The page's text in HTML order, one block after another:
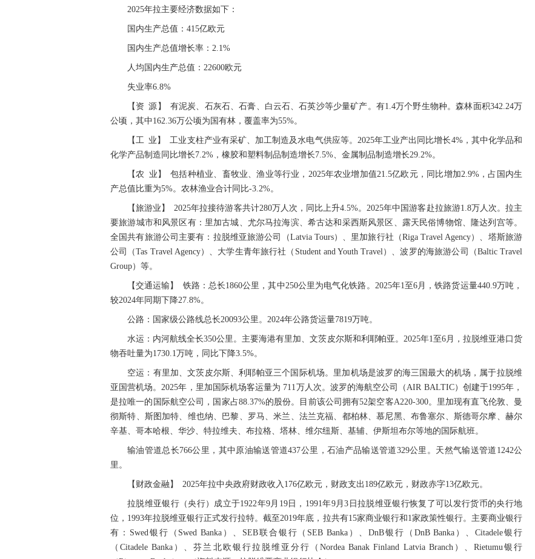
2025年拉主要经济数据如下：
国内生产总值：415亿欧元
国内生产总值增长率：2.1%
人均国内生产总值：22600欧元
失业率6.8%
【资 源】 有泥炭、石灰石、石膏、白云石、石英沙等少量矿产。有1.4万个野生物种。森林面积342.24万
公顷，其中162.36万公顷为国有林，覆盖率为55%。
【工 业】 工业支柱产业有采矿、加工制造及水电气供应等。2025年工业产出同比增长4%，其中化学品和
化学产品制造同比增长7.2%，橡胶和塑料制品制造增长7.5%、金属制品制造增长29.2%。
【农 业】 包括种植业、畜牧业、渔业等行业，2025年农业增加值21.5亿欧元，同比增加2.9%，占国内生
产总值比重为5%。农林渔业合计同比-3.2%。
【旅游业】 2025年拉接待游客共计280万人次，同比上升4.5%。2025年中国游客赴拉旅游1.8万人次。拉主
要旅游城市和风景区有：里加古城、尤尔马拉海滨、希古达和采西斯风景区、露天民俗博物馆、隆达列宫等。
全国共有旅游公司主要有：拉脱维亚旅游公司（Latvia Tours）、里加旅行社（Riga Travel Agency）、塔斯旅游
公司（Tas Travel Agency）、大学生青年旅行社（Student and Youth Travel）、波罗的海旅游公司（Baltic Travel
Group）等。
【交通运输】 铁路：总长1860公里，其中250公里为电气化铁路。2025年1至6月，铁路货运量440.9万吨，
较2024年同期下降27.8%。
公路：国家级公路线总长20093公里。2024年公路货运量7819万吨。
水运：内河航线全长350公里。主要海港有里加、文茨皮尔斯和利耶帕亚。2025年1至6月，拉脱维亚港口货
物吞吐量为1730.1万吨，同比下降3.5%。
空运：有里加、文茨皮尔斯、利耶帕亚三个国际机场。里加机场是波罗的海三国最大的机场，属于拉脱维
亚国营机场。2025年，里加国际机场客运量为 711万人次。波罗的海航空公司（AIR BALTIC）创建于1995年，
是拉唯一的国际航空公司，国家占88.37%的股份。目前该公司拥有52架空客A220-300。里加现有直飞伦敦、曼
彻斯特、斯图加特、维也纳、巴黎、罗马、米兰、法兰克福、都柏林、慕尼黑、布鲁塞尔、斯德哥尔摩、赫尔
辛基、哥本哈根、华沙、特拉维夫、布拉格、塔林、维尔纽斯、基辅、伊斯坦布尔等地的国际航班。
输油管道总长766公里，其中原油输送管道437公里，石油产品输送管道329公里。天然气输送管道1242公
里。
【财政金融】 2025年拉中央政府财政收入176亿欧元，财政支出189亿欧元，财政赤字13亿欧元。
拉脱维亚银行（央行）成立于1922年9月19日，1991年9月3日拉脱维亚银行恢复了可以发行货币的央行地
位，1993年拉脱维亚银行正式发行拉特。截至2019年底，拉共有15家商业银行和1家政策性银行。主要商业银行
有：Swed银行（Swed Banka）、SEB联合银行（SEB Banka）、DnB银行（DnB Banka）、Citadele银行
（Citadele Banka）、芬兰北欧银行拉脱维亚分行（Nordea Banak Finland Latvia Branch）、Rietumu银行